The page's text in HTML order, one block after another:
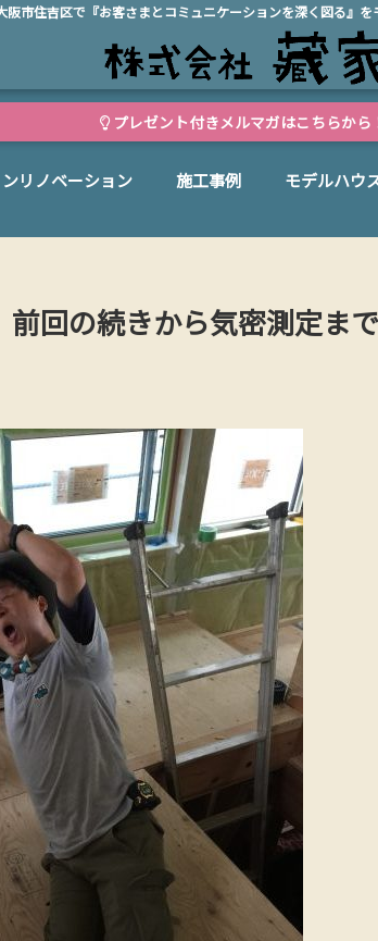
阪市住吉区で『お客さまとコミュニケーションを深く図る』を
プレゼント付きメルマガはこちらから
リノベーション 施工事例 モデルハウ
回の続きから気密測定ま